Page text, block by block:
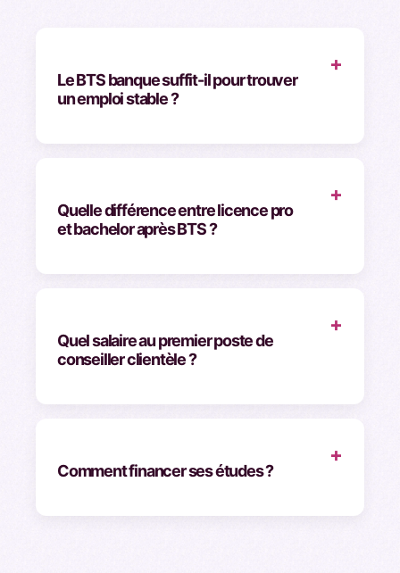
Le BTS banque suffit-il pour trouver
un emploi stable ?
+
Quelle différence entre licence pro
et bachelor après BTS ?
+
Quel salaire au premier poste de
conseiller clientèle ?
+
Comment financer ses études ?
+